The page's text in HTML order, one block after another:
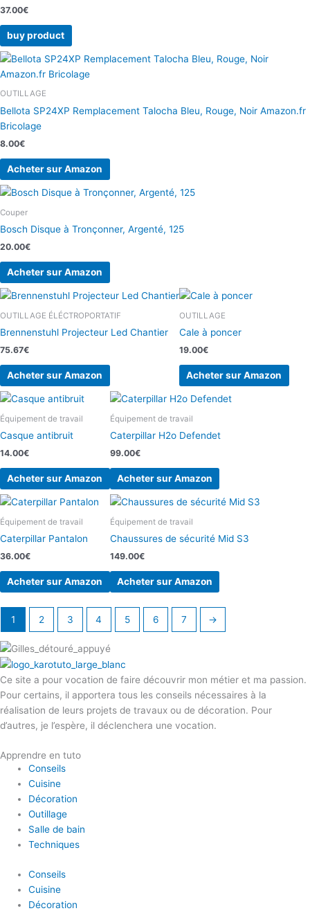
37.00€
buy product
OUTILLAGE
Bellota SP24XP Remplacement Talocha Bleu, Rouge, Noir Amazon.fr
Bricolage
8.00€
Acheter sur Amazon
Couper
Bosch Disque à Tronçonner, Argenté, 125
20.00€
Acheter sur Amazon
OUTILLAGE ÉLÉCTROPORTATIF
Brennenstuhl Projecteur Led Chantier
75.67€
Acheter sur Amazon
OUTILLAGE
Cale à poncer
19.00€
Acheter sur Amazon
Équipement de travail
Casque antibruit
14.00€
Acheter sur Amazon
Équipement de travail
Caterpillar H2o Defendet
99.00€
Acheter sur Amazon
Équipement de travail
Caterpillar Pantalon
36.00€
Acheter sur Amazon
Équipement de travail
Chaussures de sécurité Mid S3
149.00€
Acheter sur Amazon
1 2 3 4 5 6 7 →
Ce site a pour vocation de faire découvrir mon métier et ma passion.
Pour certains, il apportera tous les conseils nécessaires à la
réalisation de leurs projets de travaux ou de décoration. Pour
d’autres, je l’espère, il déclenchera une vocation.
Apprendre en tuto
Conseils
Cuisine
Décoration
Outillage
Salle de bain
Techniques
Conseils
Cuisine
Décoration